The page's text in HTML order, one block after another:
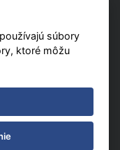
súbory
ktoré môžu